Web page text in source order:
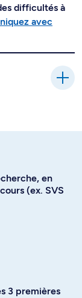
difficultés à
avec
en
(ex. SVS
3 premières